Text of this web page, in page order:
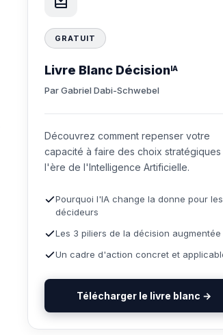
GRATUIT
Livre Blanc DécisionIA
Par Gabriel Dabi-Schwebel
Découvrez comment repenser votre
capacité à faire des choix stratégiques
l'ère de l'Intelligence Artificielle.
Pourquoi l'IA change la donne pour les
décideurs
Les 3 piliers de la décision augmentée
Un cadre d'action concret et
Télécharger le livre blanc →